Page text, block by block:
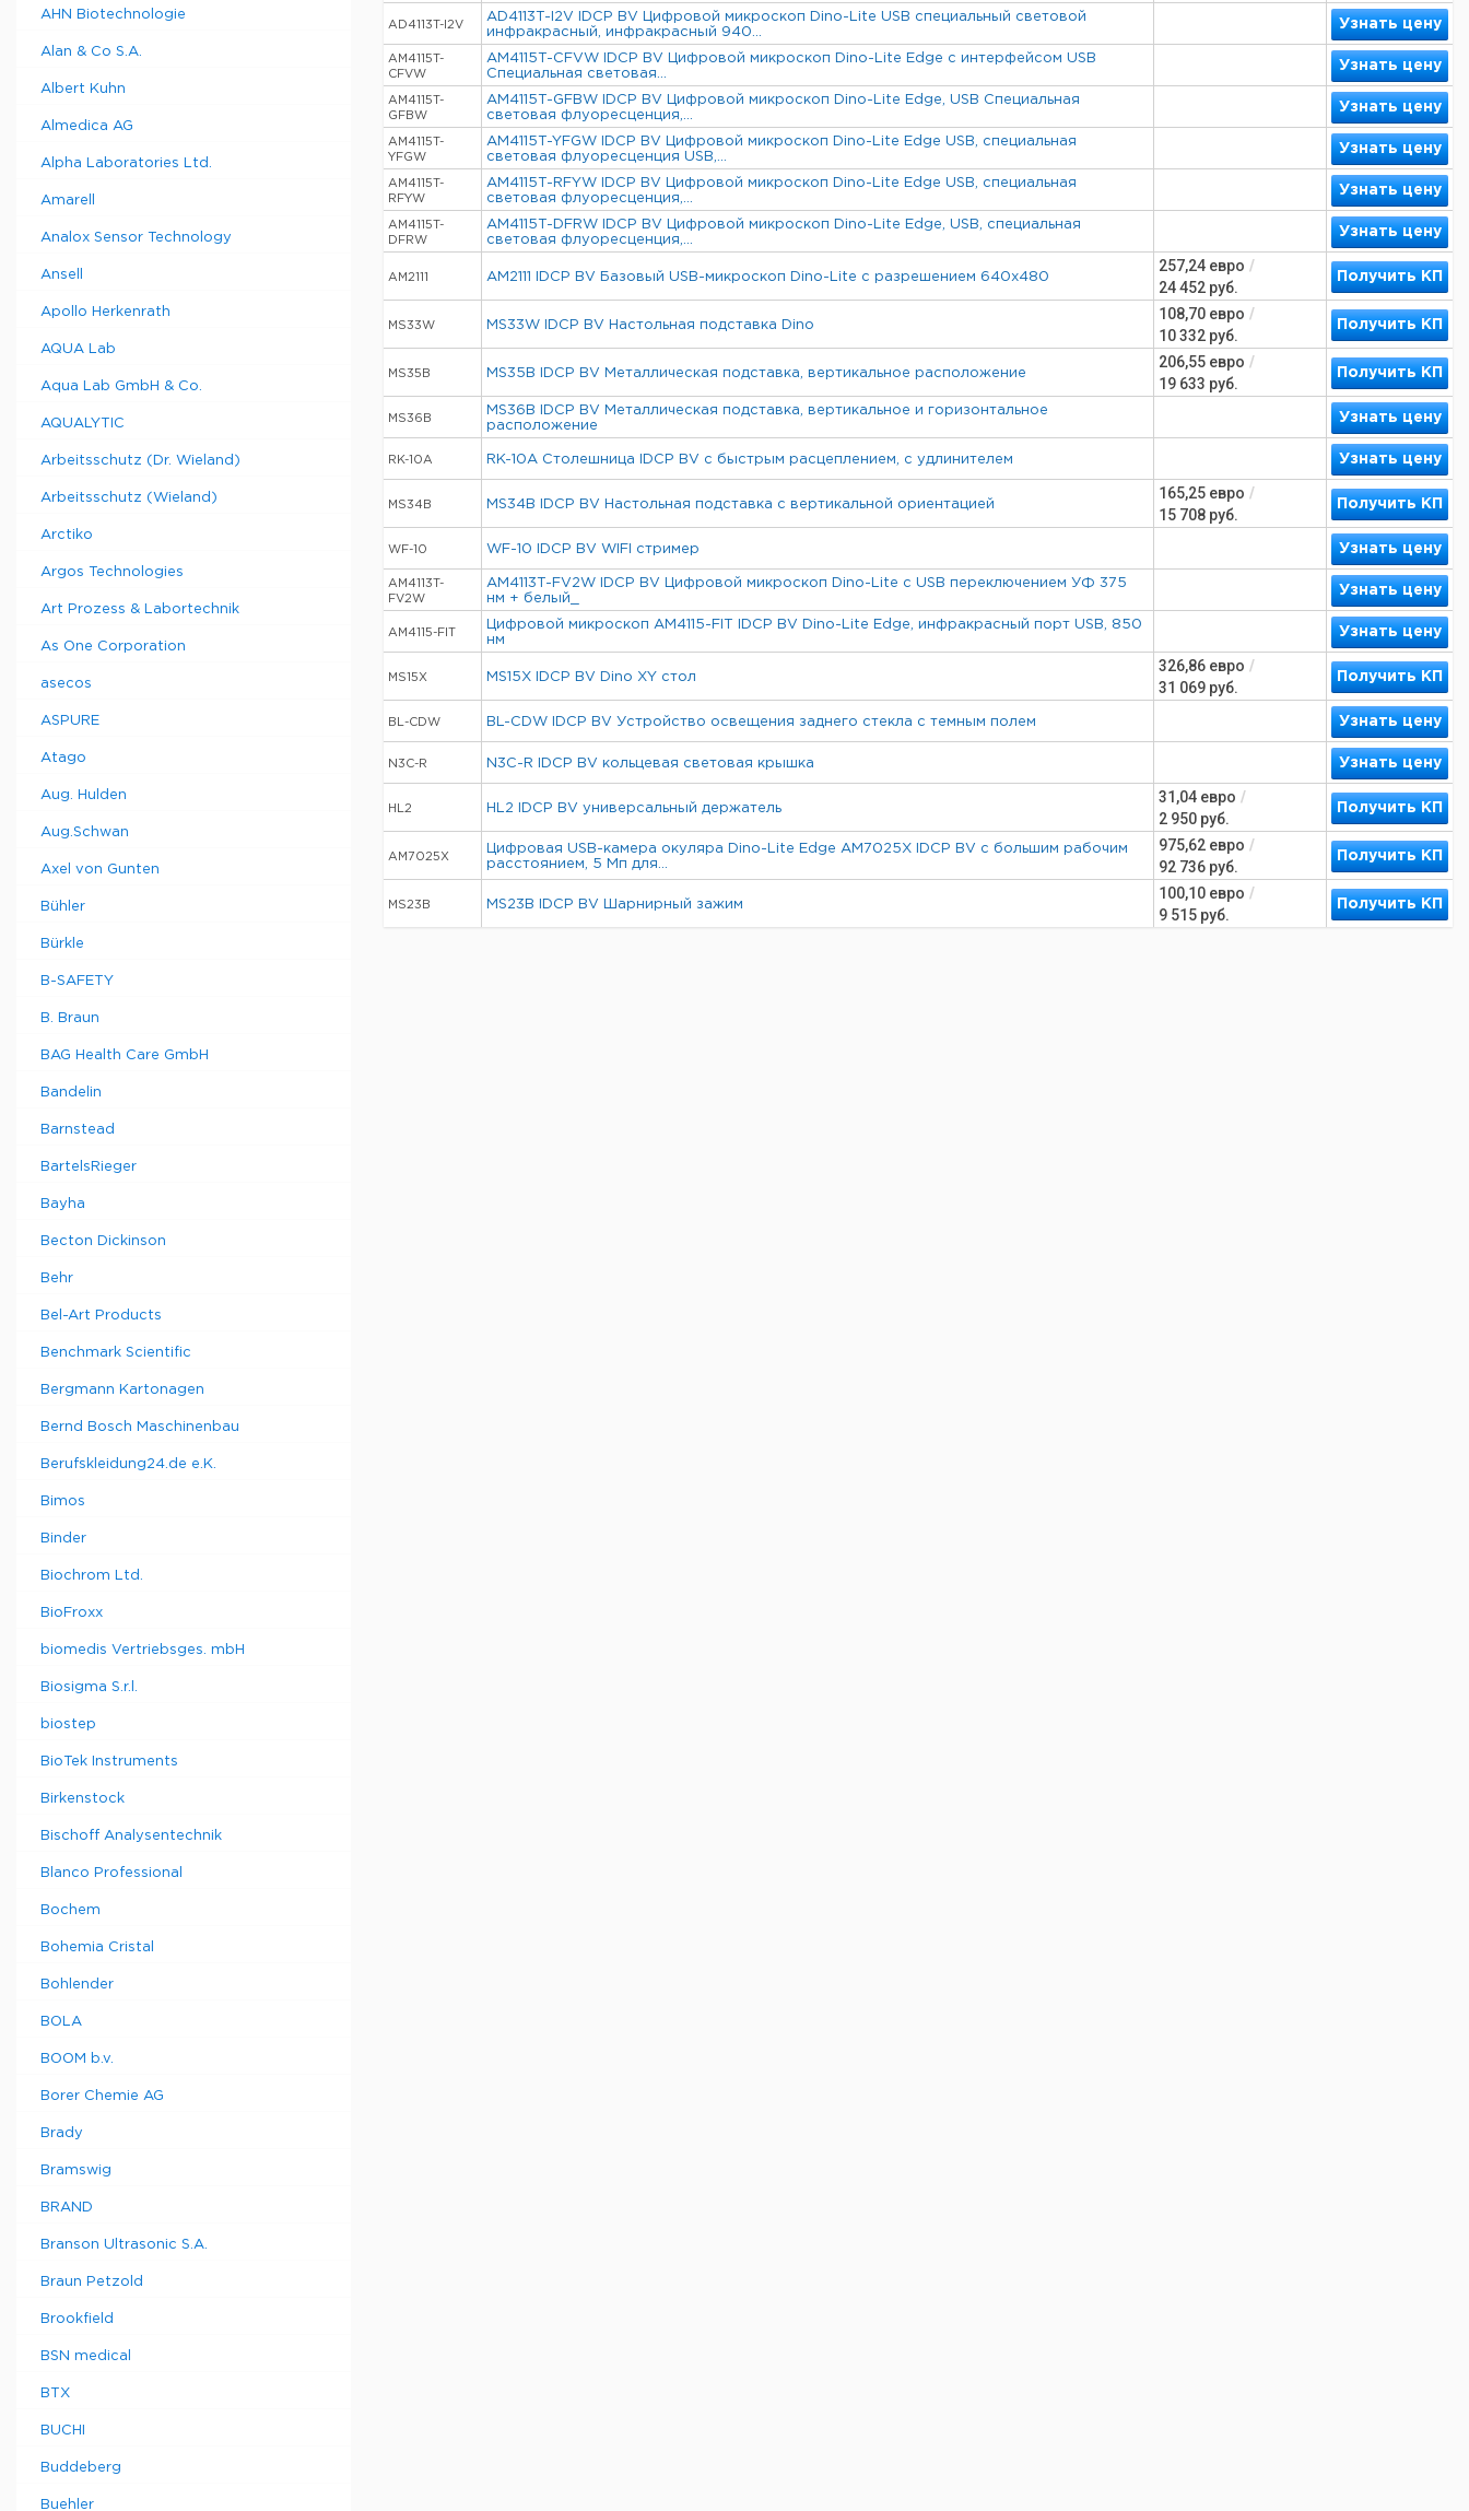
AHN Biotechnologie
Alan & Co S.A.
Albert Kuhn
Almedica AG
Alpha Laboratories Ltd.
Amarell
Analox Sensor Technology
Ansell
Apollo Herkenrath
AQUA Lab
Aqua Lab GmbH & Co.
AQUALYTIC
Arbeitsschutz (Dr. Wieland)
Arbeitsschutz (Wieland)
Arctiko
Argos Technologies
Art Prozess & Labortechnik
As One Corporation
asecos
ASPURE
Atago
Aug. Hulden
Aug.Schwan
Axel von Gunten
Bühler
Bürkle
B-SAFETY
B. Braun
BAG Health Care GmbH
Bandelin
Barnstead
BartelsRieger
Bayha
Becton Dickinson
Behr
Bel-Art Products
Benchmark Scientific
Bergmann Kartonagen
Bernd Bosch Maschinenbau
Berufskleidung24.de e.K.
Bimos
Binder
Biochrom Ltd.
BioFroxx
biomedis Vertriebsges. mbH
Biosigma S.r.l.
biostep
BioTek Instruments
Birkenstock
Bischoff Analysentechnik
Blanco Professional
Bochem
Bohemia Cristal
Bohlender
BOLA
BOOM b.v.
Borer Chemie AG
Brady
Bramswig
BRAND
Branson Ultrasonic S.A.
Braun Petzold
Brookfield
BSN medical
BTX
BUCHI
Buddeberg
Buehler
AD4113T-I2V
AD4113T-I2V IDCP BV Цифровой микроскоп Dino-Lite USB специальный световой
инфракрасный, инфракрасный 940...
Узнать цену
AM4115T-
CFVW
AM4115T-CFVW IDCP BV Цифровой микроскоп Dino-Lite Edge с интерфейсом USB
Специальная световая...
Узнать цену
AM4115T-
GFBW
AM4115T-GFBW IDCP BV Цифровой микроскоп Dino-Lite Edge, USB Специальная
световая флуоресценция,...
Узнать цену
AM4115T-
YFGW
AM4115T-YFGW IDCP BV Цифровой микроскоп Dino-Lite Edge USB, специальная
световая флуоресценция USB,...
Узнать цену
AM4115T-
RFYW
AM4115T-RFYW IDCP BV Цифровой микроскоп Dino-Lite Edge USB, специальная
световая флуоресценция,...
Узнать цену
AM4115T-
DFRW
AM4115T-DFRW IDCP BV Цифровой микроскоп Dino-Lite Edge, USB, специальная
световая флуоресценция,...
Узнать цену
AM2111 AM2111 IDCP BV Базовый USB-микроскоп Dino-Lite с разрешением 640x480
257,24 евро /
24 452 руб.
Получить КП
MS33W MS33W IDCP BV Настольная подставка Dino
108,70 евро /
10 332 руб.
Получить КП
MS35B MS35B IDCP BV Металлическая подставка, вертикальное расположение
206,55 евро /
19 633 руб.
Получить КП
MS36B
MS36B IDCP BV Металлическая подставка, вертикальное и горизонтальное
расположение
Узнать цену
RK-10A RK-10A Столешница IDCP BV с быстрым расцеплением, с удлинителем Узнать цену
MS34B MS34B IDCP BV Настольная подставка с вертикальной ориентацией
165,25 евро /
15 708 руб.
Получить КП
WF-10 WF-10 IDCP BV WIFI стример Узнать цену
AM4113T-
FV2W
AM4113T-FV2W IDCP BV Цифровой микроскоп Dino-Lite с USB переключением УФ 375
нм + белый_
Узнать цену
AM4115-FIT
Цифровой микроскоп AM4115-FIT IDCP BV Dino-Lite Edge, инфракрасный порт USB, 850
нм
Узнать цену
MS15X MS15X IDCP BV Dino XY стол
326,86 евро /
31 069 руб.
Получить КП
BL-CDW BL-CDW IDCP BV Устройство освещения заднего стекла с темным полем Узнать цену
N3C-R N3C-R IDCP BV кольцевая световая крышка Узнать цену
HL2 HL2 IDCP BV универсальный держатель
31,04 евро /
2 950 руб.
Получить КП
AM7025X
Цифровая USB-камера окуляра Dino-Lite Edge AM7025X IDCP BV с большим рабочим
расстоянием, 5 Мп для...
975,62 евро /
92 736 руб.
Получить КП
MS23B MS23B IDCP BV Шарнирный зажим
100,10 евро /
9 515 руб.
Получить КП